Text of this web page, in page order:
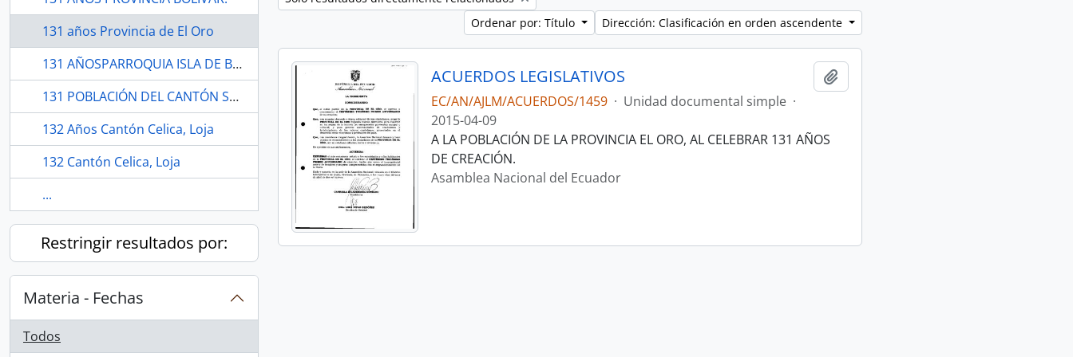
131 años Provincia de El Oro
131 AÑOSPARROQUIA ISLA DE BEJUCAL.
131 POBLACIÓN DEL CANTÓN SANTA ANA.
132 Años Cantón Celica, Loja
132 Cantón Celica, Loja
...
Restringir resultados por:
Materia - Fechas
Todos
Ordenar por: Título
Dirección: Clasificación en orden ascendente
ACUERDOS LEGISLATIVOS
EC/AN/AJLM/ACUERDOS/1459 · Unidad documental simple ·
2015-04-09
A LA POBLACIÓN DE LA PROVINCIA EL ORO, AL CELEBRAR 131 AÑOS
DE CREACIÓN.
Asamblea Nacional del Ecuador